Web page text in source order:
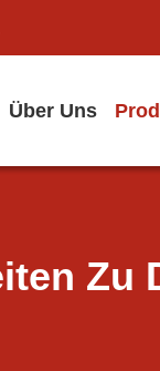
Über Uns
Zu